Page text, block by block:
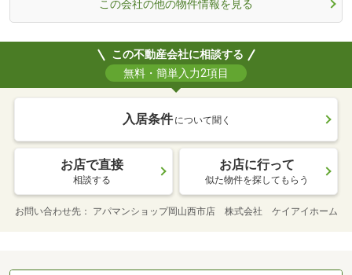
この会社の他の物件情報を見る
この不動産会社に相談する
無料・簡単入力2項目
入居条件 について聞く
お店で直接
相談する
お店に行って
似た物件を探してもらう
お問い合わせ先 アパマンショップ岡山西市店 株式会社 ケイアイホーム